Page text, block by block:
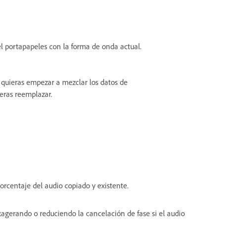
portapapeles con la forma de onda actual.
empezar a mezclar los datos de
reemplazar.
del audio copiado y existente.
o reduciendo la cancelación de fase si el audio